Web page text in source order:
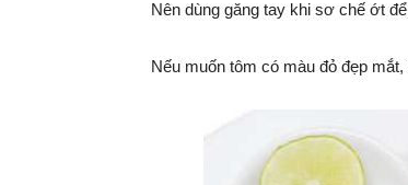
Nên dùng găng tay khi sơ chế ớt
Nếu muốn tôm có màu đỏ đẹp